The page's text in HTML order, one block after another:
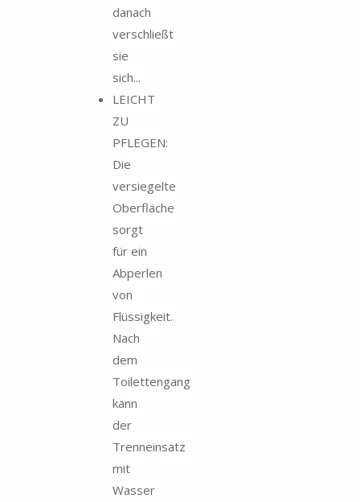
danach
verschließt
sie
sich...
LEICHT
ZU
PFLEGEN:
Die
versiegelte
Oberfläche
sorgt
für ein
Abperlen
von
Flüssigkeit.
Nach
dem
Toilettengang
kann
der
Trenneinsatz
mit
Wasser